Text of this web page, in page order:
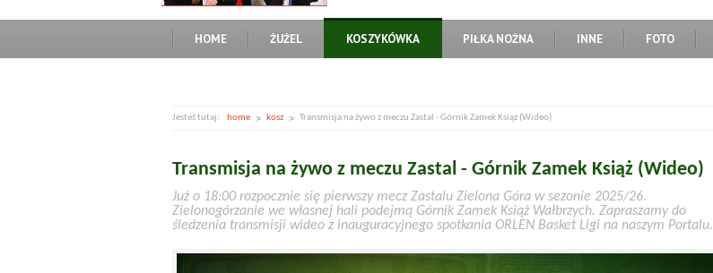
HOME ŻUŻEL KOSZYKÓWKA PIŁKA NOŻNA INNE FOTO
Jesteś tutaj: home kosz Transmisja na żywo z meczu Zastal - Górnik Zamek Książ (Wideo)
Transmisja na żywo z meczu Zastal - Górnik Zamek Książ (Wideo)
Już o 18:00 rozpocznie się pierwszy mecz Zastalu Zielona Góra w sezonie 2025/26.
Zielonogórzanie we własnej hali podejmą Górnik Zamek Książ Wałbrzych. Zapraszamy do
śledzenia transmisji wideo z inauguracyjnego spotkania ORLEN Basket Ligi na naszym Portalu.